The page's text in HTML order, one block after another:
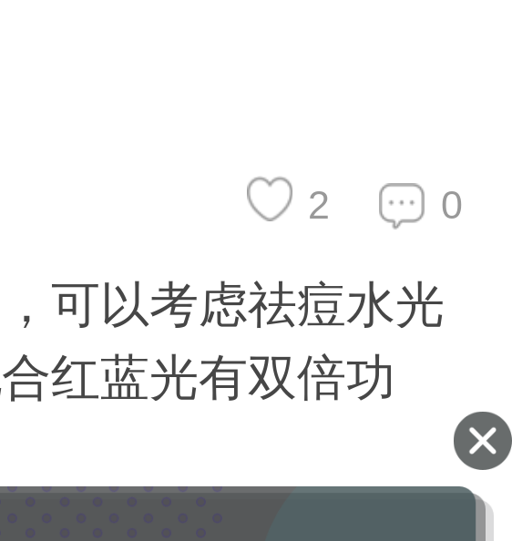
0
2
可以考虑祛痘水光
红蓝光有双倍功